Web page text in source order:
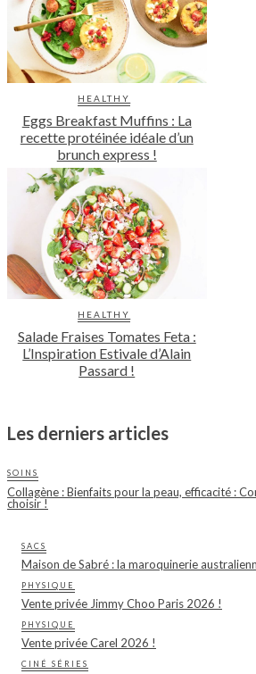
HEALTHY
Eggs Breakfast Muffins : La
recette protéinée idéale d’un
brunch express !
HEALTHY
Salade Fraises Tomates Feta :
L’Inspiration Estivale d’Alain
Passard !
Les derniers articles
SOINS
Collagène : Bienfaits pour la peau, efficacité :
choisir !
SACS
Maison de Sabré : la maroquinerie
PHYSIQUE
Vente privée Jimmy Choo Paris 2026 !
PHYSIQUE
Vente privée Carel 2026 !
CINÉ SÉRIES